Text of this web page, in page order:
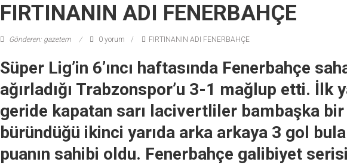
FIRTINANIN ADI FENERBAHÇE
Gönderen: gazetem 0 yorum FIRTINANIN ADI FENERBAHÇE
Süper Lig’in 6’ıncı haftasında Fenerbahçe
ağırladığı Trabzonspor’u 3-1 mağlup etti. İlk
geride kapatan sarı lacivertliler bambaşka
büründüğü ikinci yarıda arka arkaya 3 gol
puanın sahibi oldu. Fenerbahçe galibiyet